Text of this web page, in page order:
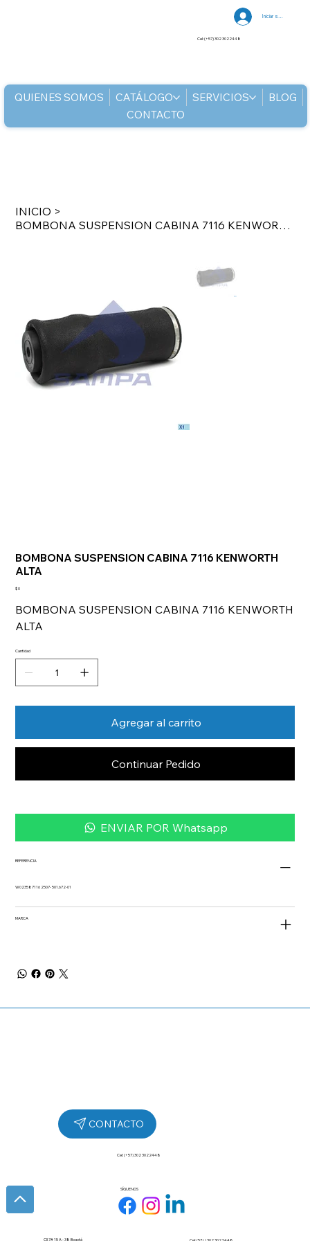
QUIENES SOMOS CATÁLOGO SERVICIOS
BLOG
CONTACTO
Iniciar sesión
Cel: (+57) 302 3022448
INICIO >
BOMBONA SUSPENSION CABINA 7116 KENWORTH ALTA
BOMBONA SUSPENSION CABINA 7116 KENWORTH
ALTA
Precio
$ 0
BOMBONA SUSPENSION CABINA 7116 KENWORTH
ALTA
Cantidad
Agregar al carrito
Continuar Pedido
ENVIAR POR Whatsapp
REFERENCIA
W023587116 2507- 501.672-01
MARCA
SÍGUENOS
Cel: (+57) 302 3022448
Cll 7# 15 A - 38 Bogotá Cel: (57+) 302 3022448